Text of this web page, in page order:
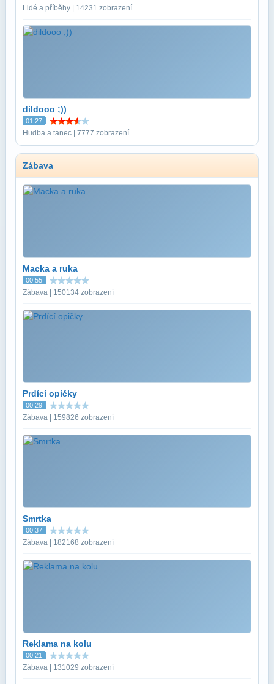
Lidé a příběhy | 14231 zobrazení
dildooo ;))
01:27
Hudba a tanec | 7777 zobrazení
Zábava
Macka a ruka
00:55
Zábava | 150134 zobrazení
Prdící opičky
00:29
Zábava | 159826 zobrazení
Smrtka
00:37
Zábava | 182168 zobrazení
Reklama na kolu
00:21
Zábava | 131029 zobrazení